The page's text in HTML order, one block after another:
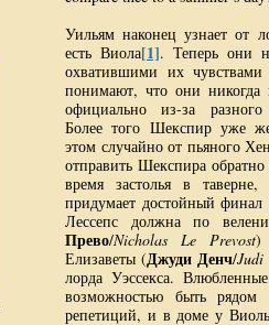
Уильям наконец узнает от
есть Виола[1]. Теперь они
охватившими их
понимают, что они никогда
официально из-за разного
Более того Шекспир уже
этом случайно от пьяного
отправить Шекспира
время застолья в
придумает достойный
Лессепс должна по
Прево/Nicholas Le Prevost)
Елизаветы (Джуди Денч/Judi
лорда Уэссекса.
возможностью быть
репетиций, и в доме у